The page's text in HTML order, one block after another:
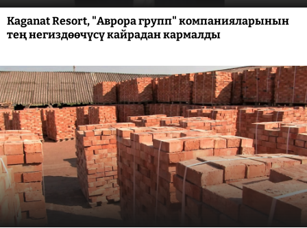
Kaganat Resort, "Аврора групп" компанияларынын
тең негиздөөчүсү кайрадан кармалды